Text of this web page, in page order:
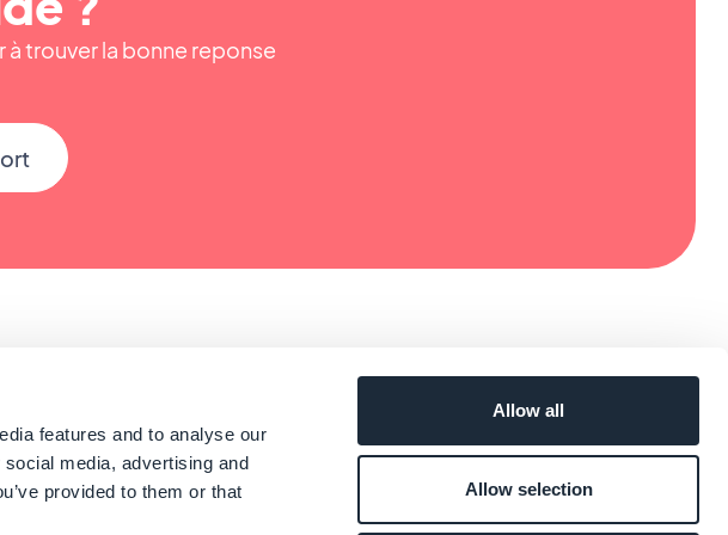
features and to analyse our
media, advertising and
provided to them or that
Allow all
Allow selection
trouver la bonne reponse
app